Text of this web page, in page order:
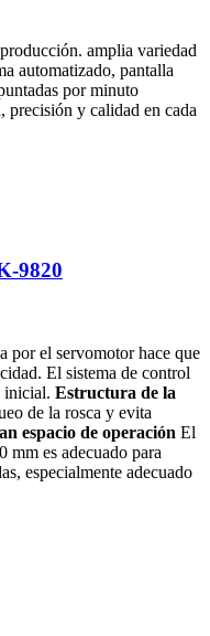
amplia variedad
automatizado, pantalla
por minuto
precisión y calidad en cada
9820
por el servomotor hace que
El sistema de control
inicial. Estructura de la
de la rosca y evita
espacio de operación El
mm es adecuado para
especialmente adecuado